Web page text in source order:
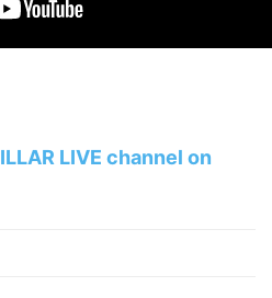
LIVE channel on